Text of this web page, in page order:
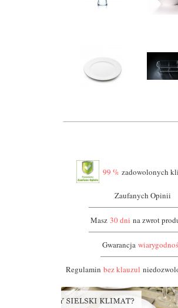
99 % zadowolonych
Zaufanych Opinii
Masz30 dni na zwrot
Gwarancja
Regulaminbez klauzul